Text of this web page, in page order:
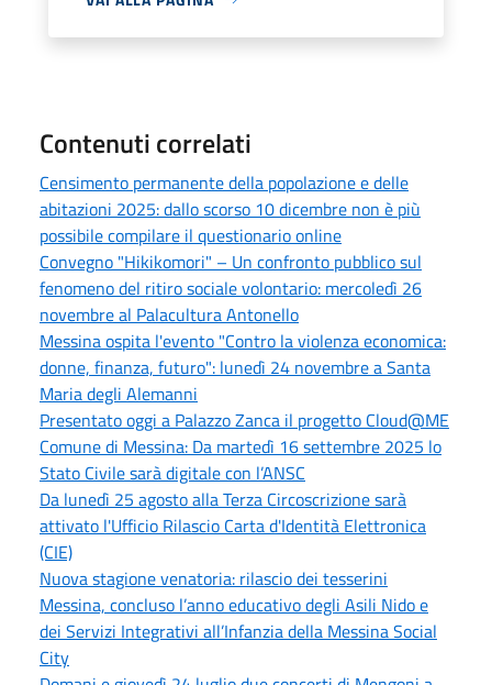
Contenuti correlati
Censimento permanente della popolazione e delle
abitazioni 2025: dallo scorso 10 dicembre non è più
possibile compilare il questionario online
Convegno "Hikikomori" – Un confronto pubblico sul
fenomeno del ritiro sociale volontario: mercoledì 26
novembre al Palacultura Antonello
Messina ospita l'evento "Contro la violenza economica:
donne, finanza, futuro": lunedì 24 novembre a Santa
Maria degli Alemanni
Presentato oggi a Palazzo Zanca il progetto Cloud@ME
Comune di Messina: Da martedì 16 settembre 2025 lo
Stato Civile sarà digitale con l’ANSC
Da lunedì 25 agosto alla Terza Circoscrizione sarà
attivato l'Ufficio Rilascio Carta d'Identità Elettronica
(CIE)
Nuova stagione venatoria: rilascio dei tesserini
Messina, concluso l’anno educativo degli Asili Nido e
dei Servizi Integrativi all’Infanzia della Messina Social
City